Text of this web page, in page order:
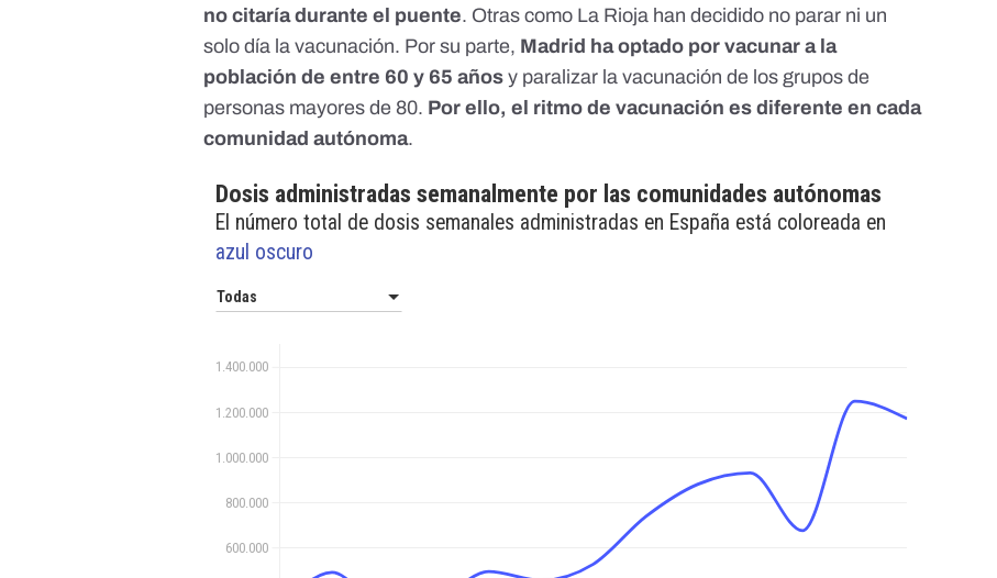
no citaría durante el puente. Otras como La Rioja han decidido no parar ni un
solo día la vacunación. Por su parte, Madrid ha optado por vacunar a la
población de entre 60 y 65 años y paralizar lavacunación de los grupos de
personas mayores de 80. Por ello, el ritmo de vacunación es diferente en cada
comunidad autónoma.